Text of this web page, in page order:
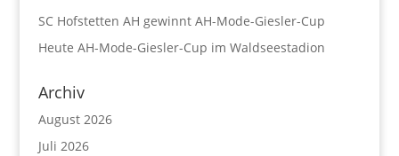
SC Hofstetten AH gewinnt AH-Mode-Giesler-Cup
Heute AH-Mode-Giesler-Cup im Waldseestadion
Archiv
August 2026
Juli 2026